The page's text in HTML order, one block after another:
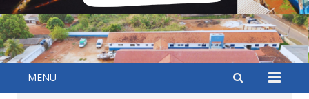
MENU